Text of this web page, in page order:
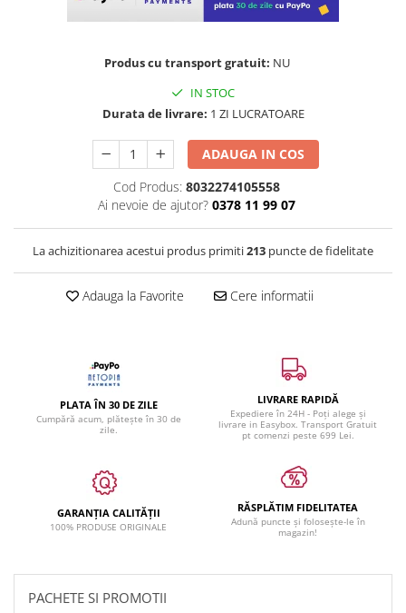
Produs cu transport gratuit: NU
IN STOC
Durata de livrare: 1 ZI LUCRATOARE
ADAUGA IN COS
Cod Produs: 8032274105558
Ai nevoie de ajutor? 0378 11 99 07
La achizitionarea acestui produs primiti213 puncte de fidelitate
Adauga la Favorite Cere informatii
PLATA ÎN 30 DE ZILE
Cumpără acum, plătește în 30 de
zile.
LIVRARE RAPIDĂ
Expediere în 24H - Poți alege și
livrare in Easybox. Transport Gratuit
pt comenzi peste 699 Lei.
GARANȚIA CALITĂȚII
100% PRODUSE ORIGINALE
RĂSPLĂTIM FIDELITATEA
Adună puncte și folosește-le în
magazin!
PACHETE SI PROMOTII